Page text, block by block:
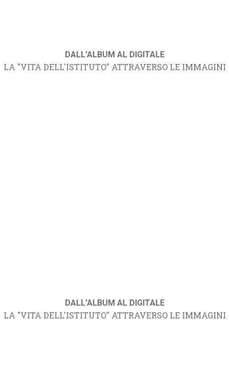
DALL'ALBUM AL DIGITALE
LA "VITA DELL'ISTITUTO" ATTRAVERSO LE IMMAGINI
DALL'ALBUM AL DIGITALE
LA "VITA DELL'ISTITUTO" ATTRAVERSO LE IMMAGINI